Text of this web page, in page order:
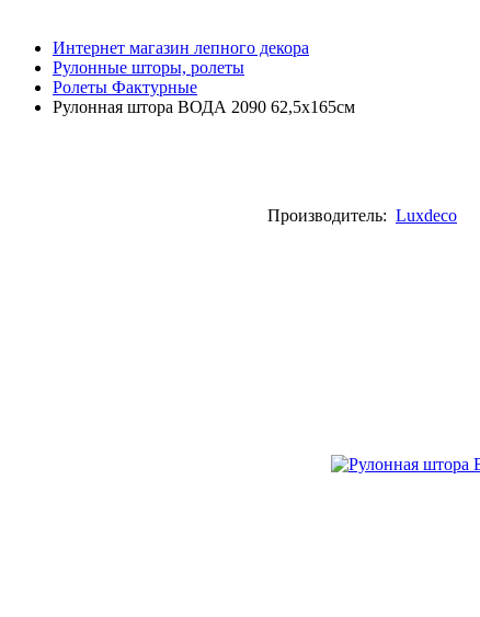
Интернет магазин лепного декора
Рулонные шторы, ролеты
Ролеты Фактурные
Рулонная штора ВОДА 2090 62,5х165см
Производитель: Luxdeco